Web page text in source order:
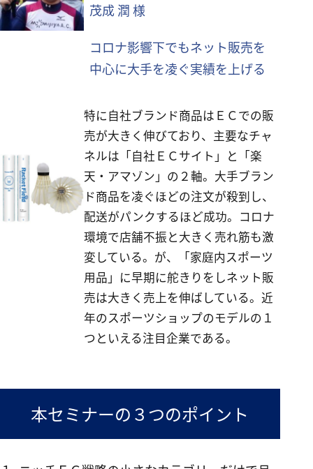
茂成 潤 様
コロナ影響下でもネット販売を
中心に大手を凌ぐ実績を上げる
特に自社ブランド商品はＥＣでの販
売が大きく伸びており、主要なチャ
ネルは「自社ＥＣサイト」と「楽
天・アマゾン」の２軸。大手ブラン
ド商品を凌ぐほどの注文が殺到し、
配送がパンクするほど成功。コロナ
環境で店舗不振と大きく売れ筋も激
変している。が、「家庭内スポーツ
用品」に早期に舵きりをしネット販
売は大きく売上を伸ばしている。近
年のスポーツショップのモデルの１
つといえる注目企業である。
本セミナーの３つのポイント